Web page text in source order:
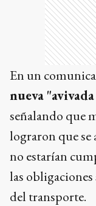
En un
nueva
señalando que
lograron que se
no estarían
las obligaciones
del transporte.